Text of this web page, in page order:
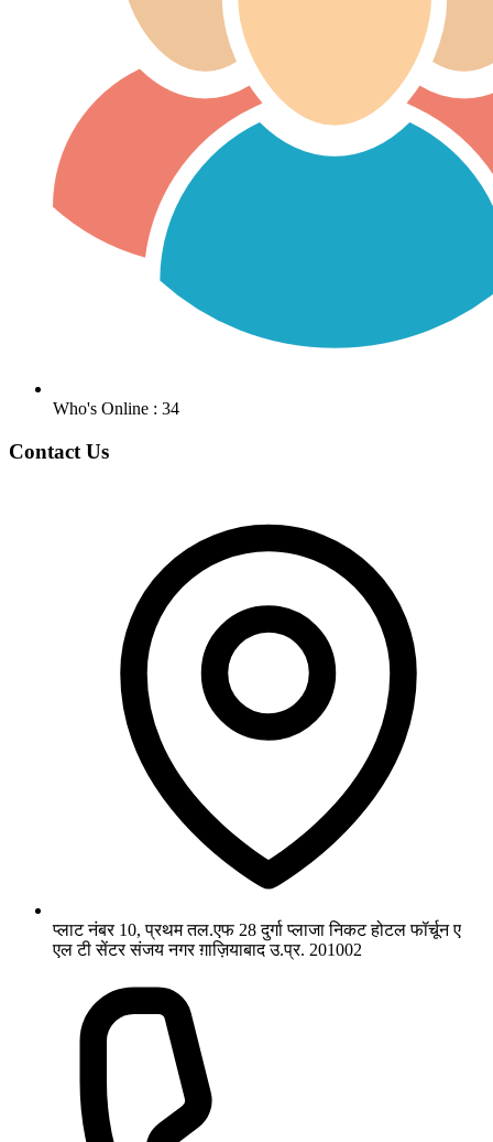
Who's Online : 34
Contact Us
प्लाट नंबर 10, प्रथम तल.एफ 28 दुर्गा प्लाजा निकट होटल फॉर्चून ए
एल टी सेंटर संजय नगर ग़ाज़ियाबाद उ.प्र. 201002